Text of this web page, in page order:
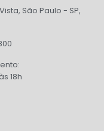
São Paulo - SP,
18h